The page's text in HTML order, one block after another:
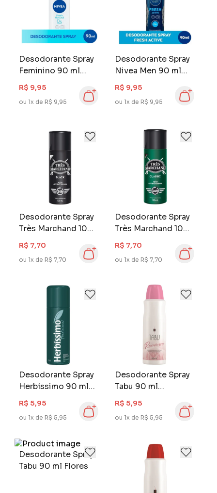
Desodorante Spray
Feminino 90 ml
Fresh Natural
R$ 9,95
ou 1x de R$ 9,95
Desodorante Spray
Nivea Men 90 ml
Fresh Active
R$ 9,95
ou 1x de R$ 9,95
Desodorante Spray
Très Marchand 100
ml Black
R$ 7,70
ou 1x de R$ 7,70
Desodorante Spray
Très Marchand 100
ml Classic
R$ 7,70
ou 1x de R$ 7,70
Desodorante Spray
Herbíssimo 90 ml
Tradicional
R$ 5,95
ou 1x de R$ 5,95
Desodorante Spray
Tabu 90 ml
Romance
R$ 5,95
ou 1x de R$ 5,95
Desodorante Spray
Tabu 90 ml Flores